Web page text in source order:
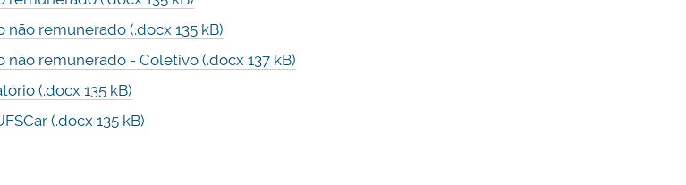
não remunerado (.docx 135 kB)
não remunerado - Coletivo (.docx 137 kB)
(.docx 135 kB)
(.docx 135 kB)